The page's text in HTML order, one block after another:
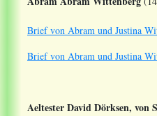
Brief von Abram und Justina
Brief von Abram und Justina
Aeltester David Dörksen, von